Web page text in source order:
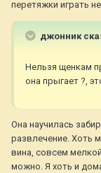
перетяжки играть
джонник
Нельзя щенкам
она прыгает ?,
Она научилась
развлечение. Хоть
вина, совсем
можно. Я хоть и